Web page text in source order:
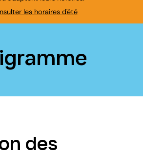
les horaires d'été
des